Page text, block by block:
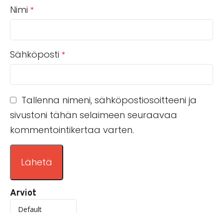
Arviot
Nimi *
Sähköposti *
Tallenna nimeni, sähköpostiosoitteeni ja
sivustoni tähän selaimeen seuraavaa
kommentointikertaa varten.